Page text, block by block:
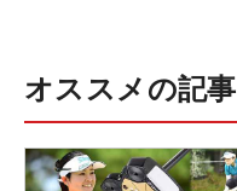
オススメの記事